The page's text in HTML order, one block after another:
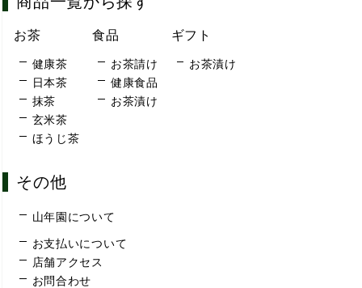
お茶
健康茶
日本茶
抹茶
玄米茶
ほうじ茶
食品
お茶請け
健康食品
お茶漬け
ギフト
お茶漬け
その他
山年園について
お支払いについて
店舗アクセス
お問合わせ